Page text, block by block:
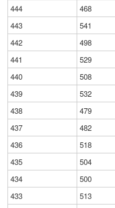
444
468
443
541
442
498
441
529
440
508
439
532
438
479
437
482
436
518
435
504
434
500
433
513